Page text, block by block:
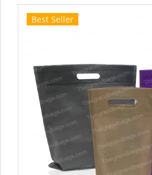
Best Seller